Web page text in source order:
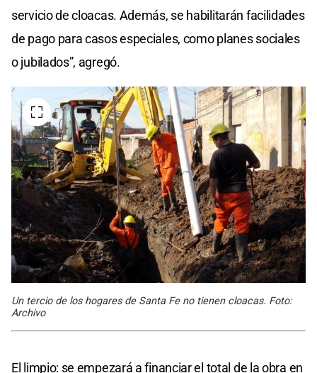
servicio de cloacas. Además, se habilitarán facilidades
de pago para casos especiales, como planes sociales
o jubilados”, agregó.
Un tercio de los hogares de Santa Fe no tienen cloacas. Foto:
Archivo
El limpio: se empezará a financiar el total de la obra en